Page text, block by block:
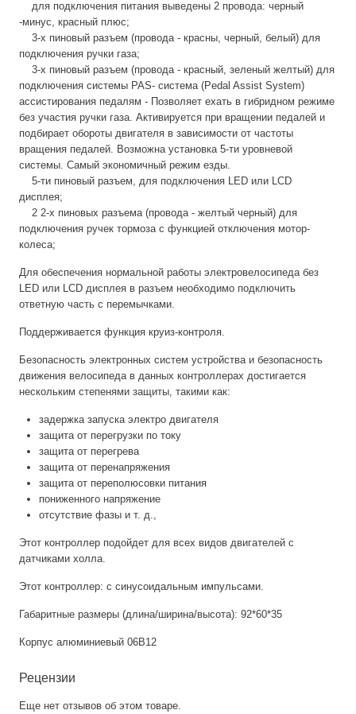
для подключения питания выведены 2 провода: черный
-минус, красный плюс;
3-х пиновый разъем (провода - красны, черный, белый) для
подключения ручки газа;
3-х пиновый разъем (провода - красный, зеленый желтый) для
подключения системы PAS- система (Pedal Assist System)
ассистирования педалям - Позволяет ехать в гибридном режиме
без участия ручки газа. Активируется при вращении педалей и
подбирает обороты двигателя в зависимости от частоты
вращения педалей. Возможна установка 5-ти уровневой
системы. Самый экономичный режим езды.
5-ти пиновый разъем, для подключения LED или LCD
дисплея;
2 2-х пиновых разъема (провода - желтый черный) для
подключения ручек тормоза с функцией отключения мотор-
колеса;
Для обеспечения нормальной работы электровелосипеда без
LED или LCD дисплея в разъем необходимо подключить
ответную часть с перемычками.
Поддерживается функция круиз-контроля.
Безопасность электронных систем устройства и безопасность
движения велосипеда в данных контроллерах достигается
нескольким степенями защиты, такими как:
задержка запуска электро двигателя
защита от перегрузки по току
защита от перегрева
защита от перенапряжения
защита от переполюсовки питания
пониженного напряжение
отсутствие фазы и т. д.,
Этот контроллер подойдет для всех видов двигателей с
датчиками холла.
Этот контроллер: с синусоидальным импульсами.
Габаритные размеры (длина/ширина/высота): 92*60*35
Корпус алюминиевый 06В12
Рецензии
Еще нет отзывов об этом товаре.